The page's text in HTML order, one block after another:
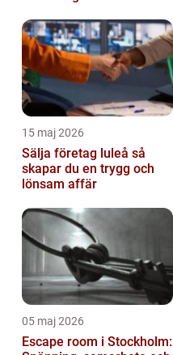
15 maj 2026
Sälja företag luleå så
skapar du en trygg och
lönsam affär
05 maj 2026
Escape room i Stockholm: